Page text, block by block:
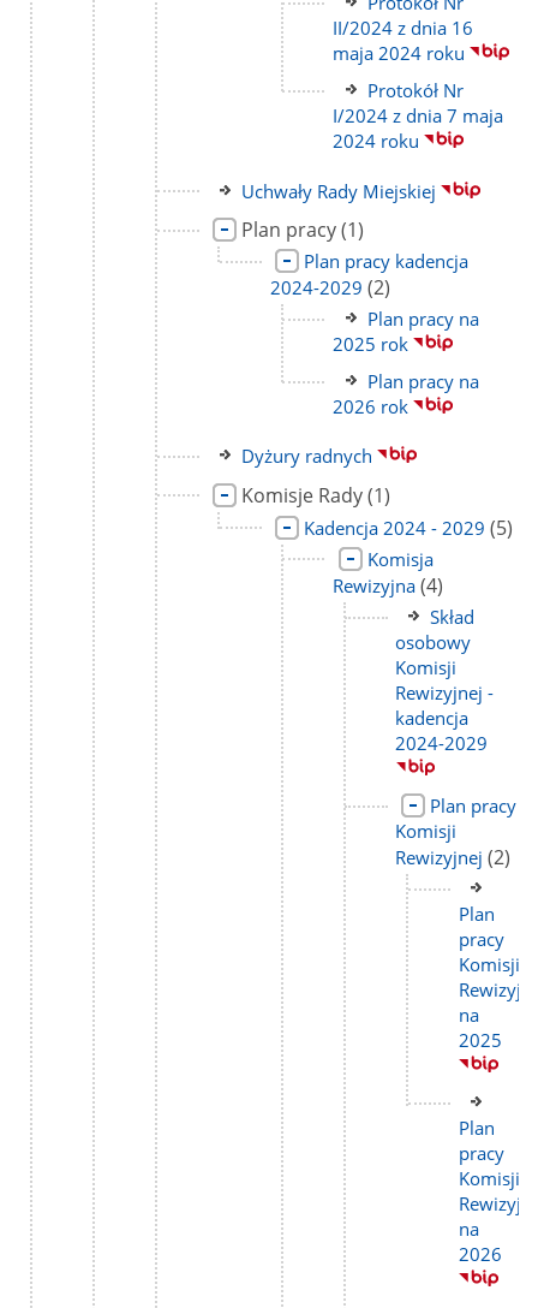
do
strony
II/2024 z dnia 16
maja 2024 roku
Link
do
strony
Protokół Nr
I/2024 z dnia 7 maja
2024 roku
Link
strony
Uchwały Rady Miejskiej
Link
do
strony
Plan pracyliczba
podstron
(1)
Link
do
strony
Plan pracy kadencja
2024-2029 liczba
podstron
(2)
Link
do
strony
Plan pracy na
2025 rok
Link
do
Plan pracy na
2026 rok
Link
strony
Dyżury radnych
Link
do
strony
Komisje Radyliczba
podstron
(1)
Link
strony
Kadencja 2024 - 2029 liczba
(5)
Link
do
strony
Komisja
Rewizyjna liczba
podstron
(4)
Link
do
strony
Skład
osobowy
Komisji
Rewizyjnej -
kadencja
2024-2029
Link
do
strony
Plan pracy
Komisji
Rewizyjnej liczba
(2)
do
Plan
pracy
Komisji
na
2025
do
Plan
pracy
Komisji
na
2026